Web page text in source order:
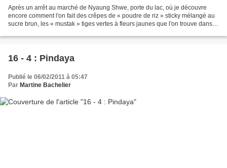
Après un arrêt au marché de Nyaung Shwe, porte du lac, où je découvre
encore comment l'on fait des crêpes de « poudre de riz » sticky mélangé au
sucre brun, les « mustak » tiges vertes à fleurs jaunes que l'on trouve dans
16 - 4 : Pindaya
Publié le 06/02/2011 à 05:47
Par Martine Bachelier